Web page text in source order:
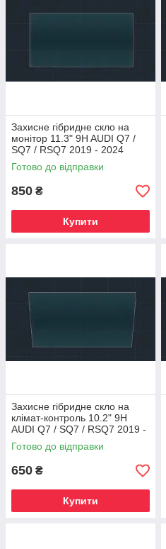
Захисне гібридне скло на
монітор 11.3" 9H AUDI Q7 /
SQ7 / RSQ7 2019 - 2024
Готово до відправки
850 ₴
Купити
Захисне гібридне скло на
клімат-контроль 10.2" 9H
AUDI Q7 / SQ7 / RSQ7 2019 -
2024
Готово до відправки
650 ₴
Купити